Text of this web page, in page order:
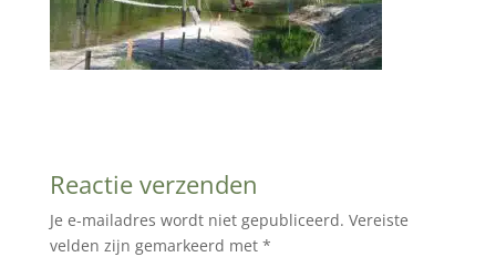
Reactie verzenden
Je e-mailadres wordt niet gepubliceerd. Vereiste
velden zijn gemarkeerd met *